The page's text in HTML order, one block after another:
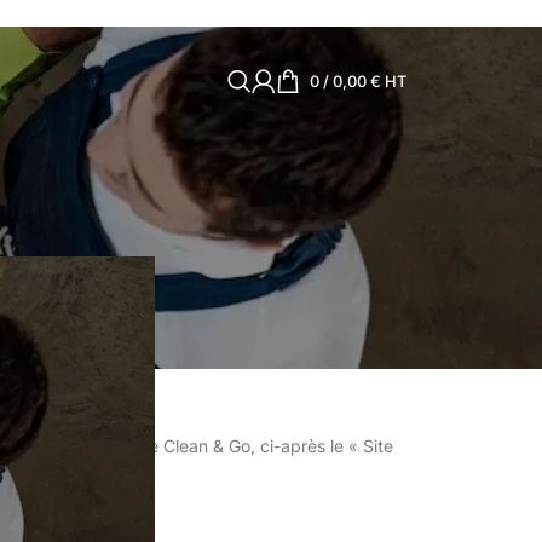
0 /0,00€ HT
», du site Clean & Go, ci-après le « Site